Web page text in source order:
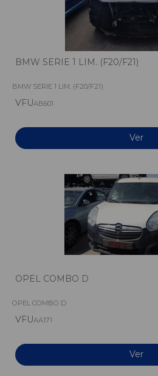
BMW SERIE 1 LIM. (F20/F21)
BMW SERIE 1 LIM. (F20/F21)
VFUAB601
Ver
OPEL COMBO D
OPEL COMBO D
VFUAA171
Ver